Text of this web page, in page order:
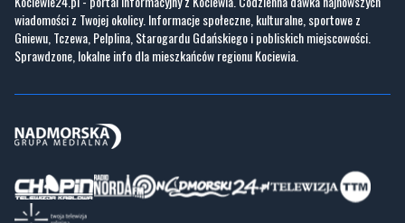
Copyrights © Kociewie24.pl 2026 r.
Projekt i wykonaniePixlab.pl